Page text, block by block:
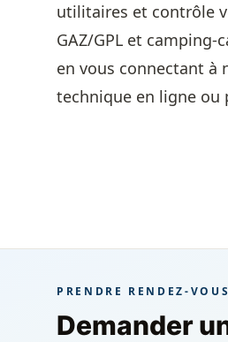
utilitaires et contrôle
GAZ/GPL et
en vous connectant
technique en ligne ou
PRENDRE RENDEZ-VOUS
Demander